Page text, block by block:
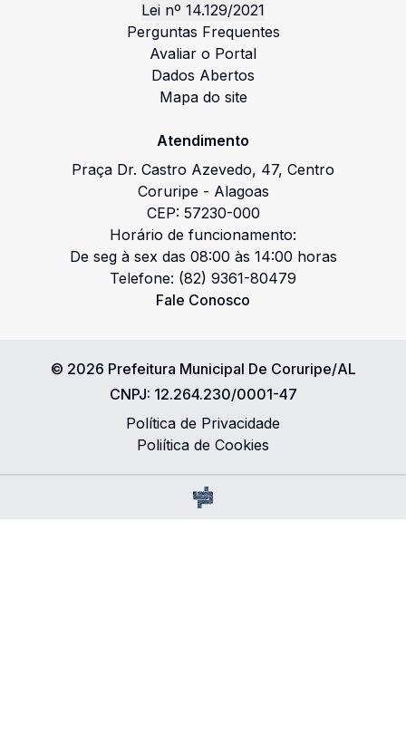
Lei nº 14.129/2021
Perguntas Frequentes
Avaliar o Portal
Dados Abertos
Mapa do site
Atendimento
Praça Dr. Castro Azevedo, 47, Centro
Coruripe- Alagoas
CEP: 57230-000
Horário de funcionamento:
De seg à sex das 08:00 às 14:00 horas
Telefone: (82) 9361-80479
Fale Conosco
© 2026 Prefeitura Municipal De Coruripe/AL
CNPJ: 12.264.230/0001-47
Política de Privacidade
Poliítica de Cookies